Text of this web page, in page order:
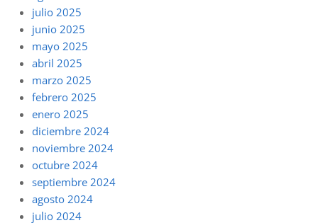
julio 2025
junio 2025
mayo 2025
abril 2025
marzo 2025
febrero 2025
enero 2025
diciembre 2024
noviembre 2024
octubre 2024
septiembre 2024
agosto 2024
julio 2024